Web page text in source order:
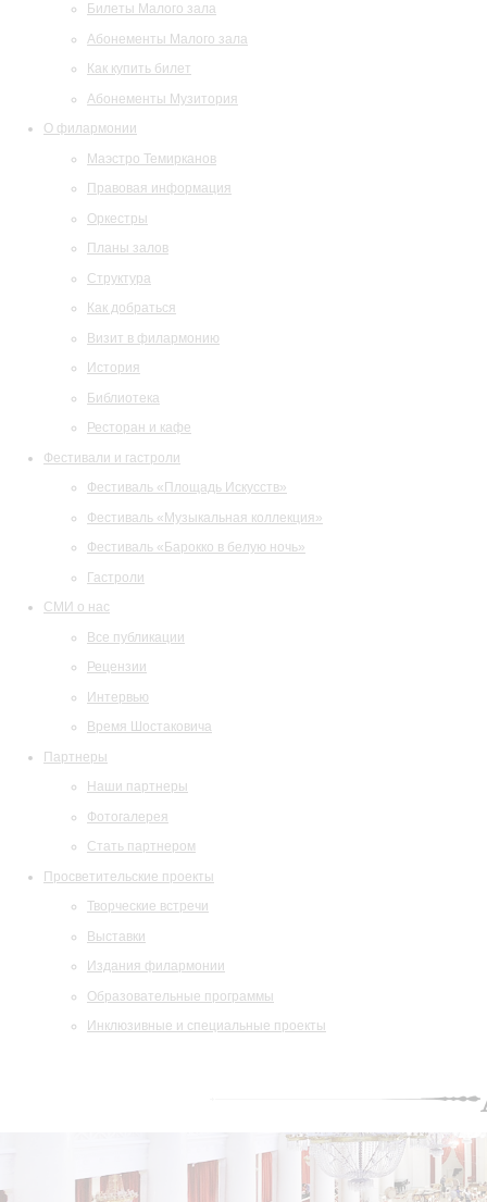
Билеты Малого зала
Абонементы Малого зала
Как купить билет
Абонементы Музитория
О филармонии
Маэстро Темирканов
Правовая информация
Оркестры
Планы залов
Структура
Как добраться
Визит в филармонию
История
Библиотека
Ресторан и кафе
Фестивали и гастроли
Фестиваль «Площадь Искусств»
Фестиваль «Музыкальная коллекция»
Фестиваль «Барокко в белую ночь»
Гастроли
СМИ о нас
Все публикации
Рецензии
Интервью
Время Шостаковича
Партнеры
Наши партнеры
Фотогалерея
Стать партнером
Просветительские проекты
Творческие встречи
Выставки
Издания филармонии
Образовательные программы
Инклюзивные и специальные проекты